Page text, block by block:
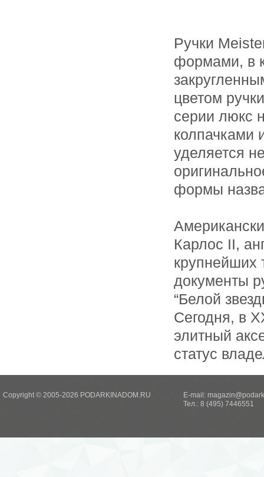
Ручки
формами, в
цветом
серии люкс
колпачками
уделяется
формы
Карлос II,
крупнейших
документы
“Белой
Сегодня, в
элитный
статус
Copyright © 2005-2026 PODARKINADOM.RU E-mail:
Тел.: 8 (495) 7446551